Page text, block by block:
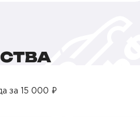
за 15 000 ₽